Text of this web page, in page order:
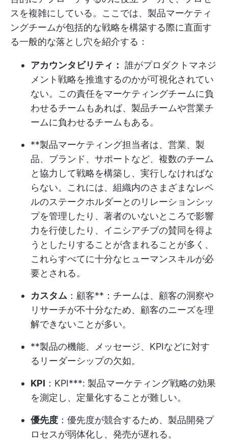
スを複雑にしている。ここでは、製品マーケティ
ングチームが包括的な戦略を構築する際に直面す
る一般的な落とし穴を紹介する：
アカウンタビリティ： 誰がプロダクトマネジ
メント戦略を推進するのかが可視化されてい
ない。この責任をマーケティングチームに負
わせるチームもあれば、製品チームや営業チ
ームに負わせるチームもある。
**製品マーケティング担当者は、営業、製
品、ブランド、サポートなど、複数のチーム
と協力して戦略を構築し、実行しなければな
らない。これには、組織内のさまざまなレベ
ルのステークホルダーとのリレーションシッ
プを管理したり、著者のいないところで影響
力を行使したり、イニシアチブの賛同を得よ
うとしたりすることが含まれることが多く、
これらすべてに十分なヒューマンスキルが必
要とされる。
カスタム ：顧客**：チームは、顧客の洞察や
リサーチが不十分なため、顧客のニーズを理
解できないことが多い。
**製品の機能、メッセージ、KPIなどに対す
るリーダーシップの欠如。
KPI ：KPI***: 製品マーケティング戦略の効果
を測定し、定量化することが難しい。
優先度 ：優先度が競合するため、製品開発プ
ロセスが弱体化し、発売が遅れる。